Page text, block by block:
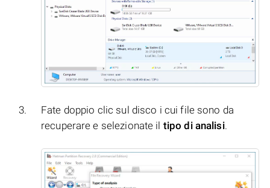
Fate doppio clic sul disco i cui file sono da
recuperare e selezionate il tipo di analisi.